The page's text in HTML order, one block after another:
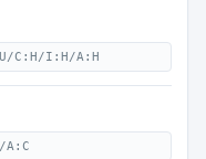
C:H/I:H/A:H
A:C